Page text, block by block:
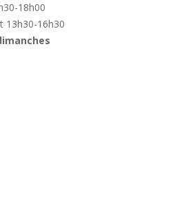
18h00
13h30-16h30